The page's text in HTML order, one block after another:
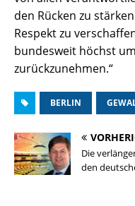
den Rücken zu
Respekt zu
bundesweit höchst
zurückzunehmen.“
BERLIN
Die
den